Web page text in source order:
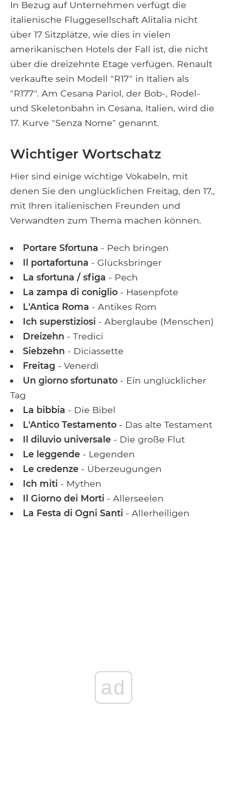
In Bezug auf Unternehmen verfügt die
italienische Fluggesellschaft Alitalia nicht
über 17 Sitzplätze, wie dies in vielen
amerikanischen Hotels der Fall ist, die nicht
über die dreizehnte Etage verfügen. Renault
verkaufte sein Modell "R17" in Italien als
"R177". Am Cesana Pariol, der Bob-, Rodel-
und Skeletonbahn in Cesana, Italien, wird die
17. Kurve "Senza Nome" genannt.
Wichtiger Wortschatz
Hier sind einige wichtige Vokabeln, mit
denen Sie den unglücklichen Freitag, den 17.,
mit Ihren italienischen Freunden und
Verwandten zum Thema machen können.
Portare Sfortuna - Pech bringen
Il portafortuna - Glücksbringer
La sfortuna / sfiga - Pech
La zampa di coniglio- Hasenpfote
L'Antica Roma - Antikes Rom
Ich superstiziosi - Aberglaube (Menschen)
Dreizehn - Tredici
Siebzehn - Diciassette
Freitag - Venerdì
Un giorno sfortunato- Ein unglücklicher
Tag
La bibbia - Die Bibel
L'Antico Testamento - Das alte Testament
Il diluvio universale - Die große Flut
Le leggende - Legenden
Le credenze - Überzeugungen
Ich miti - Mythen
Il Giorno dei Morti - Allerseelen
La Festa di Ogni Santi - Allerheiligen
ad